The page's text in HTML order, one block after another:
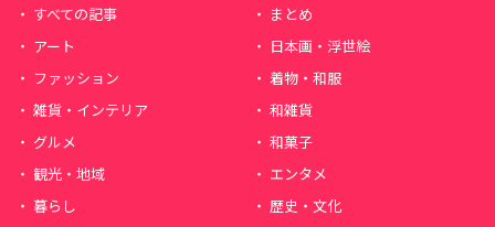
すべての記事
まとめ
アート
日本画・浮世絵
ファッション
着物・和服
雑貨・インテリア
和雑貨
グルメ
和菓子
観光・地域
エンタメ
暮らし
歴史・文化